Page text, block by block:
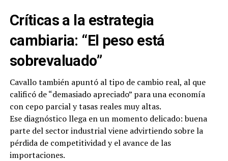
Críticas a la estrategia
cambiaria: “El peso está
sobrevaluado”
Cavallo también apuntó al tipo de cambio real, al que
calificó de “demasiado apreciado” para una economía
con cepo parcial y tasas reales muy altas.
Ese diagnóstico llega en un momento delicado: buena
parte del sector industrial viene advirtiendo sobre la
pérdida de competitividad y el avance de las
importaciones.